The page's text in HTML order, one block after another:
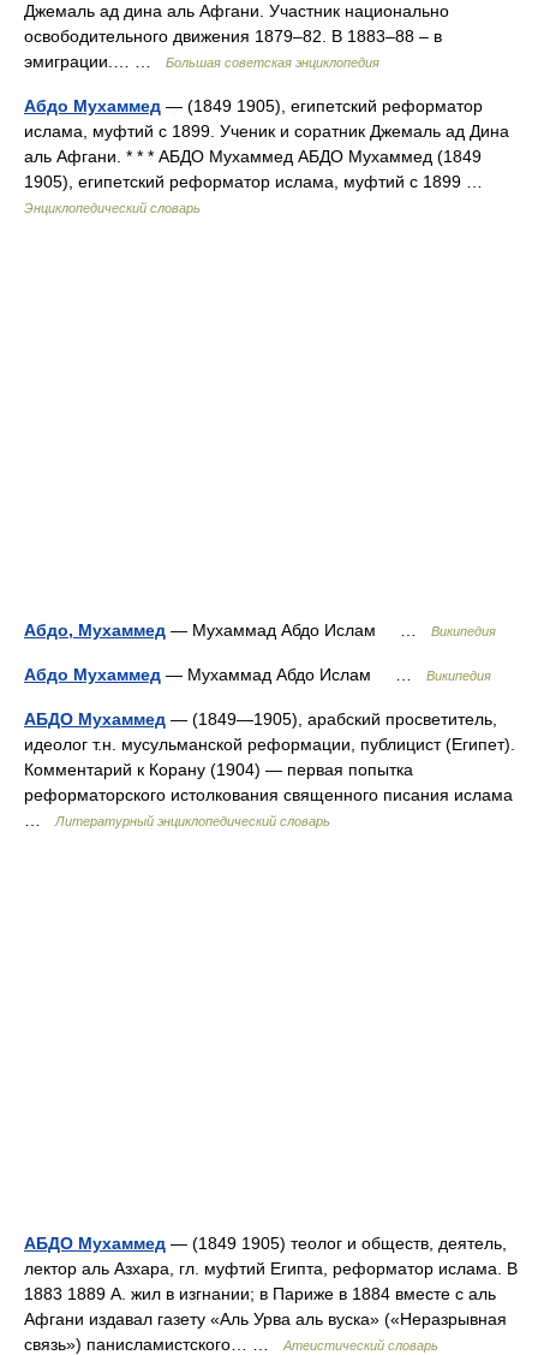
Джемаль ад дина аль Афгани. Участник национально
освободительного движения 1879‒82. В 1883‒88 ‒ в
эмиграции.… …
Большая советская энциклопедия
Абдо Мухаммед — (1849 1905), египетский реформатор
ислама, муфтий с 1899. Ученик и соратник Джемаль ад Дина
аль Афгани. * * * АБДО Мухаммед АБДО Мухаммед (1849
1905), египетский реформатор ислама, муфтий с 1899 …
Энциклопедический словарь
Абдо, Мухаммед — Мухаммад Абдо Ислам … Википедия
Абдо Мухаммед — Мухаммад Абдо Ислам … Википедия
АБДО Мухаммед — (1849—1905), арабский просветитель,
идеолог т.н. мусульманской реформации, публицист (Египет).
Комментарий к Корану (1904) — первая попытка
реформаторского истолкования священного писания ислама
Литературный энциклопедический словарь
АБДО Мухаммед — (1849 1905) теолог и обществ, деятель,
лектор аль Азхара, гл. муфтий Египта, реформатор ислама. В
1883 1889 А. жил в изгнании; в Париже в 1884 вместе с аль
Афгани издавал газету «Аль Урва аль вуска» («Неразрывная
связь») панисламистского… …
Атеистический словарь